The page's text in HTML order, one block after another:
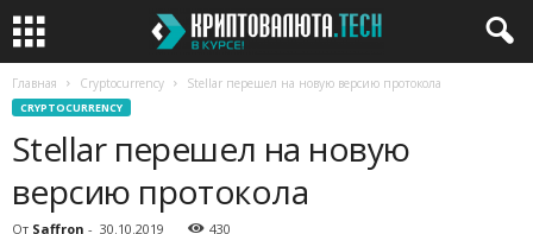
Главная Cryptocurrency Stellar перешел на новую версию протокола
CRYPTOCURRENCY
Stellar перешел на новую
версию протокола
От Saffron - 30.10.2019 430